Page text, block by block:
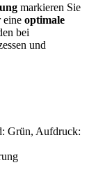
markieren Sie
eine optimale
bei
und
Grün, Aufdruck: